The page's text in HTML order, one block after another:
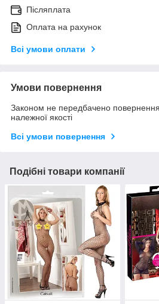
Післяплата
Оплата на рахунок
Всі умови оплати
Умови повернення
Законом не передбачено
належної якості
Всі умови повернення
Подібні товари компанії